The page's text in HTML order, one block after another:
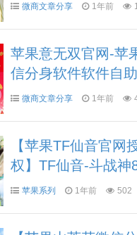
微商文章分享 1年前
苹果意无双官网-苹
信分身软件软件自
微商文章分享 1年前
【苹果TF仙音官网
权】TF仙音-斗战神
团队新品）
苹果系列 1年前 502